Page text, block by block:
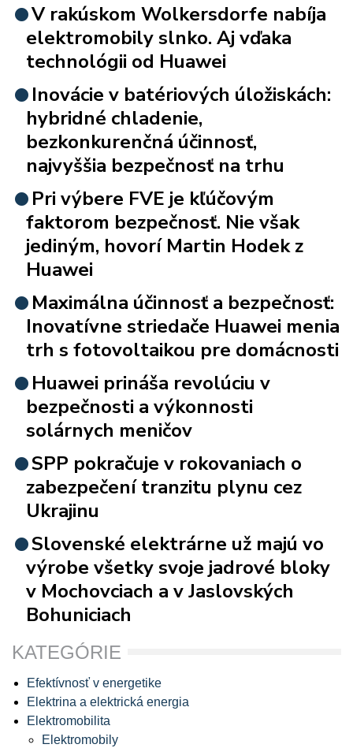
V rakúskom Wolkersdorfe nabíja
elektromobily slnko. Aj vďaka
technológii od Huawei
Inovácie v batériových úložiskách:
hybridné chladenie,
bezkonkurenčná účinnosť,
najvyššia bezpečnosť na trhu
Pri výbere FVE je kľúčovým
faktorom bezpečnosť. Nie však
jediným, hovorí Martin Hodek z
Huawei
Maximálna účinnosť a bezpečnosť:
Inovatívne striedače Huawei menia
trh s fotovoltaikou pre domácnosti
Huawei prináša revolúciu v
bezpečnosti a výkonnosti
solárnych meničov
SPP pokračuje v rokovaniach o
zabezpečení tranzitu plynu cez
Ukrajinu
Slovenské elektrárne už majú vo
výrobe všetky svoje jadrové bloky
v Mochovciach a v Jaslovských
Bohuniciach
KATEGÓRIE
Efektívnosť v energetike
Elektrina a elektrická energia
Elektromobilita
Elektromobily